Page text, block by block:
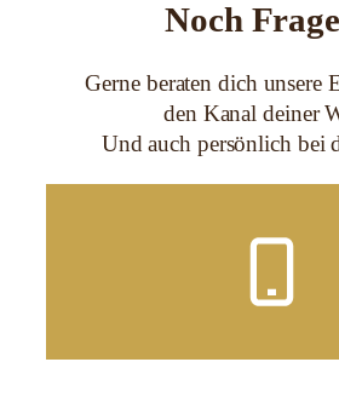
Noch
Gerne beraten dich unsere
den Kanal deiner
Und auch persönlich bei